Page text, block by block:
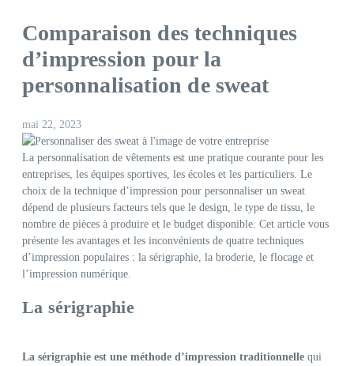
Comparaison des techniques
d’impression pour la
personnalisation de sweat
mai 22, 2023
La personnalisation de vêtements est une pratique courante pour les
entreprises, les équipes sportives, les écoles et les particuliers. Le
choix de la technique d’impression pour personnaliser un sweat
dépend de plusieurs facteurs tels que le design, le type de tissu, le
nombre de pièces à produire et le budget disponible. Cet article vous
présente les avantages et les inconvénients de quatre techniques
d’impression populaires : la sérigraphie, la broderie, le flocage et
l’impression numérique.
La sérigraphie
La sérigraphie est une méthode d’impression traditionnelle qui